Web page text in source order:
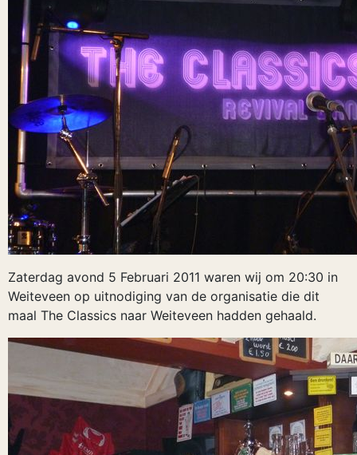
Zaterdag avond 5 Februari 2011 waren wij om 20:30 in
Weiteveen op uitnodiging van de organisatie die dit
maal The Classics naar Weiteveen hadden gehaald.